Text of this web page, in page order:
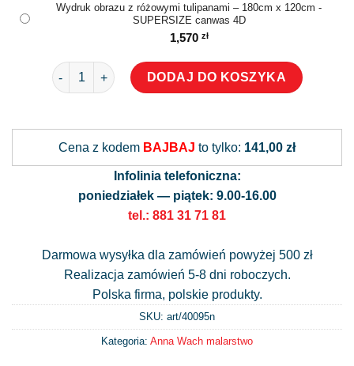
Wydruk obrazu z różowymi tulipanami – 180cm x 120cm -
SUPERSIZE canwas 4D
1,570 zł
ilość Wydruk obrazu z różowymi tulipanami
DODAJ DO KOSZYKA
Cena z kodem BAJBAJ to tylko: 141,00 zł
Infolinia telefoniczna:
poniedziałek — piątek: 9.00-16.00
tel.: 881 31 71 81
Darmowa wysyłka dla zamówień powyżej 500 zł
Realizacja zamówień 5-8 dni roboczych.
Polska firma, polskie produkty.
SKU: art/40095n
Kategoria: Anna Wach malarstwo